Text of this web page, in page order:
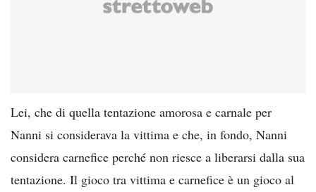
Lei, che di quella tentazione amorosa e carnale per
Nanni si considerava la vittima e che, in fondo, Nanni
considera carnefice perché non riesce a liberarsi dalla sua
tentazione. Il gioco tra vittima e carnefice è un gioco al